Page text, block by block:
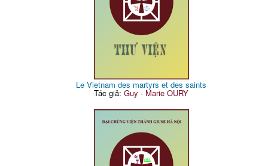
Le Vietnam des martyrs et des saints
Tác giả:Guy - Marie OURY